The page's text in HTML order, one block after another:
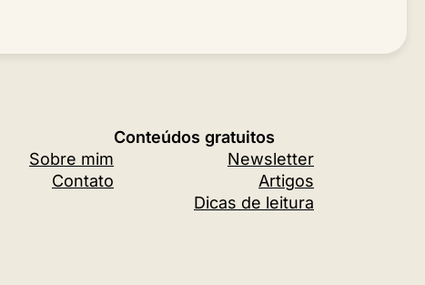
Sobre mim
Contato
Conteúdos gratuitos
Newsletter
Artigos
Dicas de leitura